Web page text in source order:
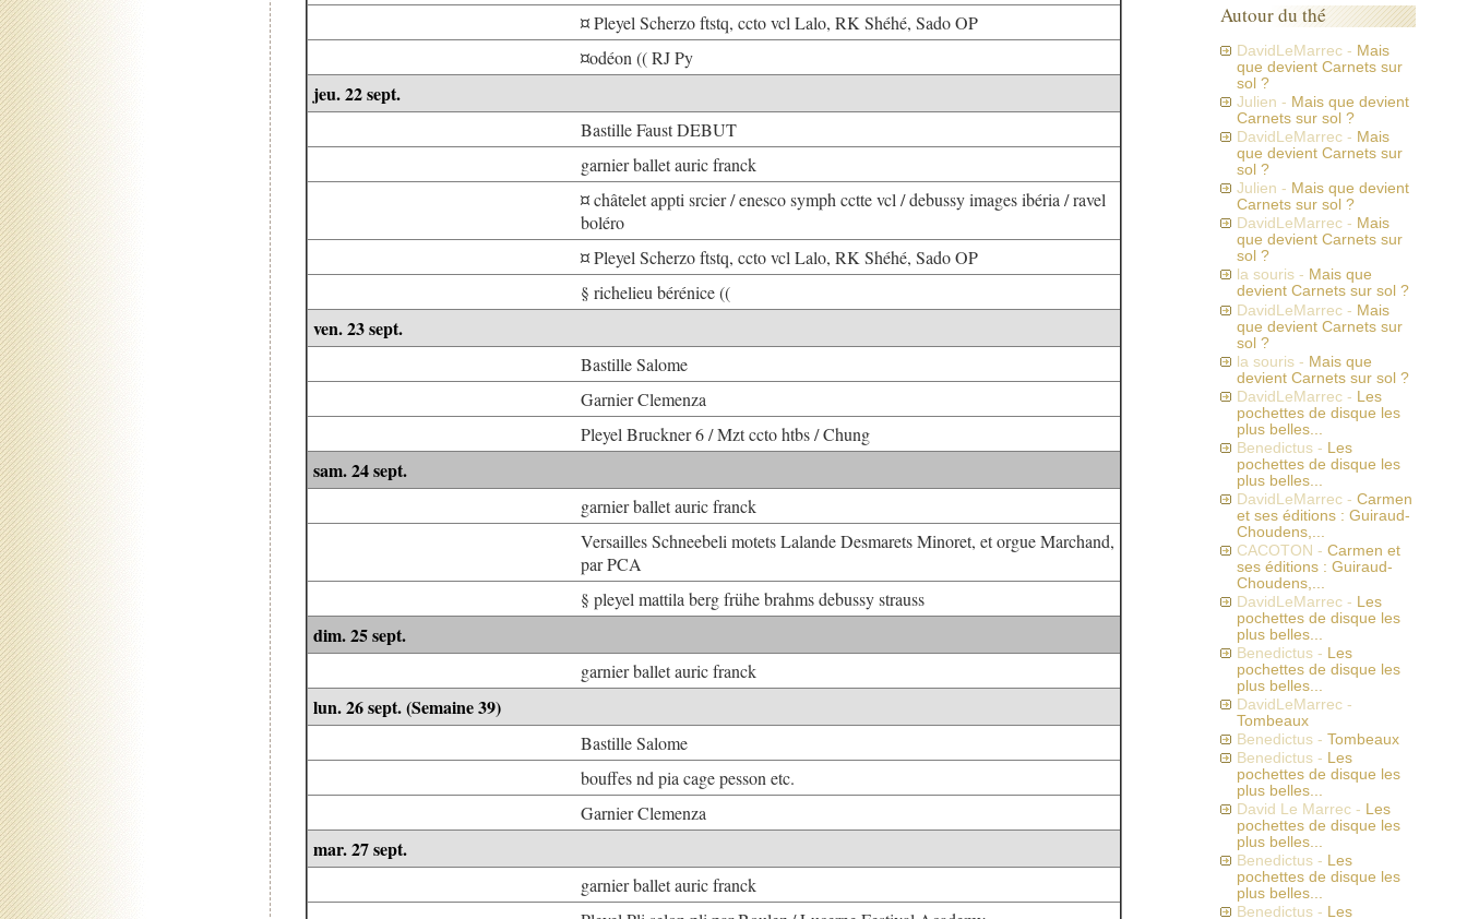
¤ Pleyel Scherzo ftstq, ccto vcl Lalo, RK Shéhé, Sado OP
¤odéon (( RJ Py
jeu. 22 sept.
Bastille Faust DEBUT
garnier ballet auric franck
¤ châtelet appti srcier / enesco symph cctte vcl / debussy images ibéria / ravel
boléro
¤ Pleyel Scherzo ftstq, ccto vcl Lalo, RK Shéhé, Sado OP
§ richelieu bérénice ((
ven. 23 sept.
Bastille Salome
Garnier Clemenza
Pleyel Bruckner 6 / Mzt ccto htbs / Chung
sam. 24 sept.
garnier ballet auric franck
Versailles Schneebeli motets Lalande Desmarets Minoret, et orgue Marchand,
par PCA
§ pleyel mattila berg frühe brahms debussy strauss
dim. 25 sept.
garnier ballet auric franck
lun. 26 sept. (Semaine 39)
Bastille Salome
bouffes nd pia cage pesson etc.
Garnier Clemenza
mar. 27 sept.
garnier ballet auric franck
Autour du thé
DavidLeMarrec - Mais
que devient Carnets sur
sol ?
Julien - Mais que devient
Carnets sur sol ?
DavidLeMarrec - Mais
que devient Carnets sur
sol ?
Julien - Mais que devient
Carnets sur sol ?
DavidLeMarrec - Mais
que devient Carnets sur
sol ?
la souris - Mais que
devient Carnets sur sol ?
DavidLeMarrec - Mais
que devient Carnets sur
sol ?
la souris - Mais que
devient Carnets sur sol ?
DavidLeMarrec - Les
pochettes de disque les
plus belles...
Benedictus - Les
pochettes de disque les
plus belles...
DavidLeMarrec - Carmen
et ses éditions : Guiraud-
Choudens,...
CACOTON - Carmen et
ses éditions : Guiraud-
Choudens,...
DavidLeMarrec -
Les
pochettes de disque les
plus belles...
Benedictus -
Les
pochettes de disque les
plus belles...
DavidLeMarrec -
Tombeaux
Benedictus - Tombeaux
Benedictus - Les
pochettes de disque les
plus belles...
David Le Marrec - Les
pochettes de disque les
plus belles...
Benedictus - Les
pochettes de disque les
plus belles...
Benedictus - Les